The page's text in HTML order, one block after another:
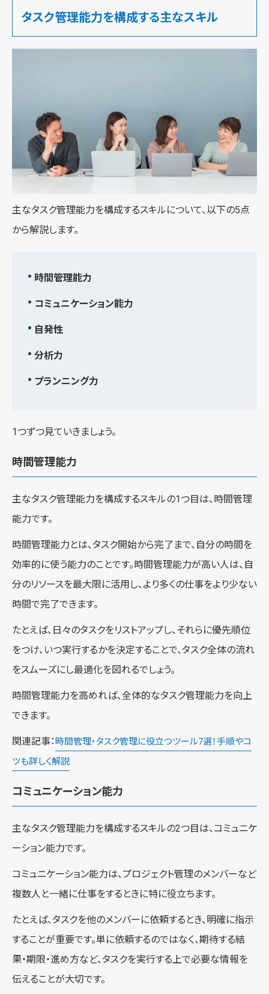
タスク管理能力を構成する主なスキル
主なタスク管理能力を構成するスキルについて、以下の5点
から解説します。
時間管理能力
コミュニケーション能力
自発性
分析力
プランニング力
1つずつ見ていきましょう。
時間管理能力
主なタスク管理能力を構成するスキルの1つ目は、時間管理
能力です。
時間管理能力とは、タスク開始から完了まで、自分の時間を
効率的に使う能力のことです。時間管理能力が高い人は、自
分のリソースを最大限に活用し、より多くの仕事をより少ない
時間で完了できます。
たとえば、日々のタスクをリストアップし、それらに優先順位
をつけ、いつ実行するかを決定することで、タスク全体の流れ
をスムーズにし最適化を図れるでしょう。
時間管理能力を高めれば、全体的なタスク管理能力を向上
できます。
関連記事：時間管理・タスク管理に役立つツール7選！手順やコ
ツも詳しく解説
コミュニケーション能力
主なタスク管理能力を構成するスキルの2つ目は、コミュニケ
ーション能力です。
コミュニケーション能力は、プロジェクト管理のメンバーなど
複数人と一緒に仕事をするときに特に役立ちます。
たとえば、タスクを他のメンバーに依頼するとき、明確に指示
することが重要です。単に依頼するのではなく、期待する結
果・期限・進め方など、タスクを実行する上で必要な情報を
伝えることが大切です。